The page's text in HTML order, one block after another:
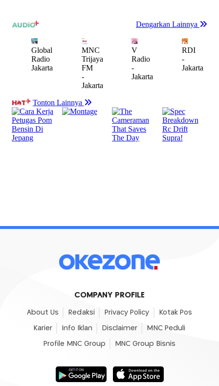
COMPANY PROFILE
About Us Redaksi Privacy Policy Kotak Pos
Karier Info Iklan Disclaimer MNC Peduli
Profile MNC Group MNC Group Bisnis